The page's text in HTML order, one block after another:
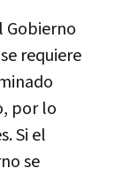
Gobierno
requiere
por lo
Si el
se